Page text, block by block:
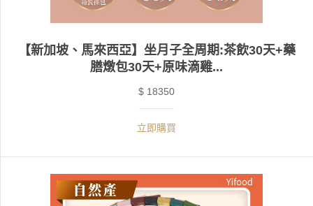
【新加坡、馬來西亞】坐月子全周期:茶飲30天+藥
膳燉包30天+原味滴雞...
$ 18350
立即購買